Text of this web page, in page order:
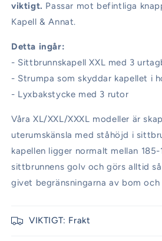
viktigt. Passar mot befintliga
Kapell & Annat.
Detta ingår:
- Sittbrunnskapell XXL med 3
- Strumpa som skyddar kapellet i
- Lyxbakstycke med 3 rutor
Våra XL/XXL/XXXL modeller är
uterumskänsla med ståhöjd i
kapellen ligger normalt mellan
sittbrunnens golv och görs alltid
givet begränsningarna av bom
VIKTIGT: Frakt